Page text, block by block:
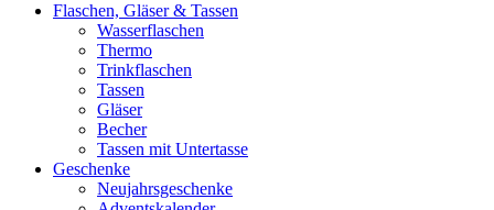
Flaschen, Gläser & Tassen
Wasserflaschen
Thermo
Trinkflaschen
Tassen
Gläser
Becher
Tassen mit Untertasse
Geschenke
Neujahrsgeschenke